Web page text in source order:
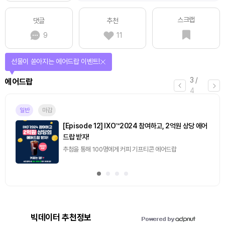
댓글
9
추천
11
스크랩
4 /
4
퀴즈
퀴즈풀고 선물 받자!
마감
[토큰포스트] 기사 퀴즈 658회차
2026.08.07 (금) ~ 2026.08.08 (토)
빅데이터 추천정보